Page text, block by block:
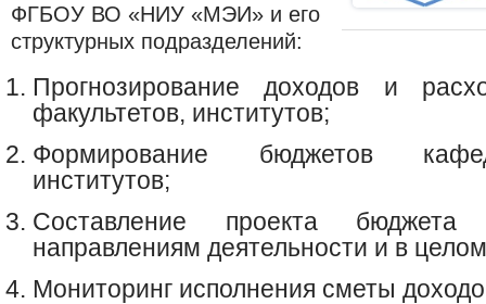
ФГБОУ ВО «НИУ «МЭИ» и его
структурных подразделений:
Прогнозирование доходов и
факультетов, институтов;
Формирование бюджетов
институтов;
Составление проекта бюджета
направлениям деятельности и в
Мониторинг исполнения сметы